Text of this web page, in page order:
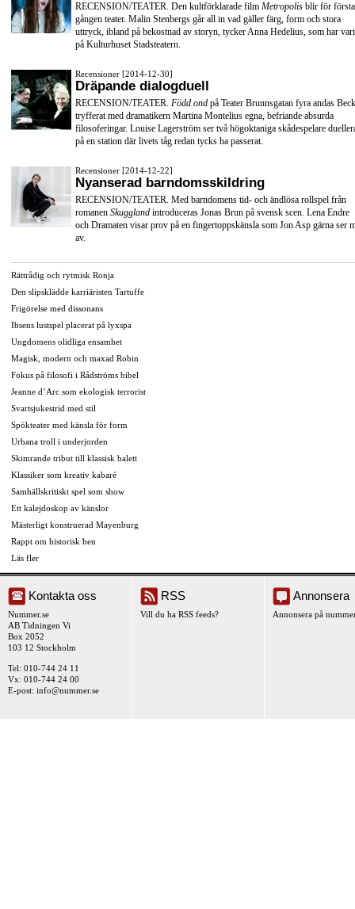
RECENSION/TEATER. Den kultförklarade film Metropolis blir för första
gången teater. Malin Stenbergs går all in vad gäller färg, form och stora
uttryck, ibland på bekostnad av storyn, tycker Anna Hedelius, som har
på Kulturhuset Stadsteatern.
Recensioner [2014-12-30]
Dräpande dialogduell
RECENSION/TEATER. Född ond på Teater Brunnsgatan fyra andas
tryfferat med dramatikern Martina Montelius egna, befriande absurda
filosoferingar. Louise Lagerström ser två högoktaniga skådespelare
på en station där livets tåg redan tycks ha passerat.
Recensioner [2014-12-22]
Nyanserad barndomsskildring
RECENSION/TEATER. Med barndomens tid- och ändlösa rollspel från
romanen Skuggland introduceras Jonas Brun på svensk scen. Lena Endre
och Dramaten visar prov på en fingertoppskänsla som Jon Asp gärna ser
av.
Rättrådig och rytmisk Ronja
Den slipsklädde karriäristen Tartuffe
Frigörelse med dissonans
Ibsens lustspel placerat på lyxspa
Ungdomens olidliga ensamhet
Magisk, modern och maxad Robin
Fokus på filosofi i Rådströms bibel
Jeanne d’Arc som ekologisk terrorist
Svartsjukestrid med stil
Spökteater med känsla för form
Urbana troll i underjorden
Skimrande tribut till klassisk balett
Klassiker som kreativ kabaré
Samhällskritiskt spel som show
Ett kalejdoskop av känslor
Mästerligt konstruerad Mayenburg
Rappt om historisk hen
Läs fler
Kontakta oss
Nummer.se
AB Tidningen Vi
Box 2052
103 12 Stockholm
Tel: 010-744 24 11
Vx: 010-744 24 00
E-post: info@nummer.se
RSS
Vill du ha RSS feeds?
Annonsera
Annonsera på